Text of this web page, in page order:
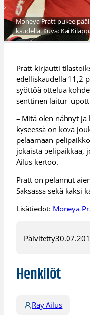
Moneya Pratt pukee
kaudella. Kuva: Kai
Pratt kirjautti
edelliskaudella 11,2
syöttöä ottelua
senttinen laituri
– Mitä olen nähnyt
kyseessä on kova
pelaamaan
jokaista pelipaikkaa,
Ailus kertoo.
Pratt on pelannut
Saksassa sekä kaksi
Lisätiedot: Moneya
Päivitetty
Henkilöt
Ray Ailus